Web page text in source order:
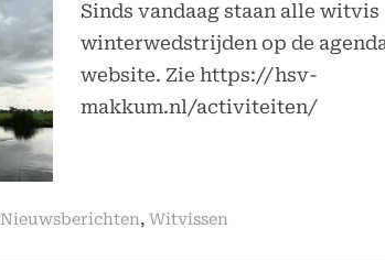
Sinds vandaag staan alle witvis
winterwedstrijden op de
website. Zie https://hsv-
makkum.nl/activiteiten/
Nieuwsberichten, Witvissen